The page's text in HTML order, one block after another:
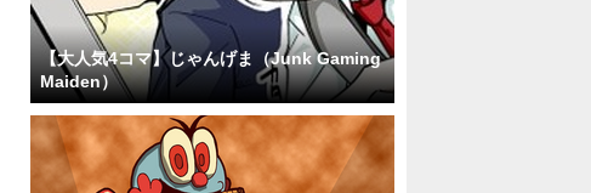
【大人気4コマ】じゃんげま（Junk Gaming
Maiden）